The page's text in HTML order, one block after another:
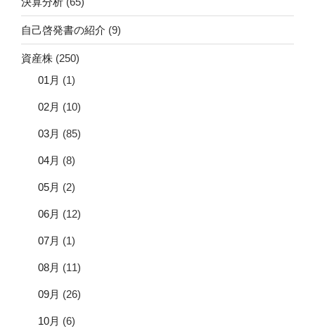
自己啓発書の紹介 (9)
資産株 (250)
01月 (1)
02月 (10)
03月 (85)
04月 (8)
05月 (2)
06月 (12)
07月 (1)
08月 (11)
09月 (26)
10月 (6)